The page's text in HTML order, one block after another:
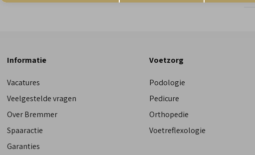
Informatie
Vacatures
Veelgestelde vragen
Over Bremmer
Spaaractie
Garanties
Voetzorg
Podologie
Pedicure
Orthopedie
Voetreflexologie